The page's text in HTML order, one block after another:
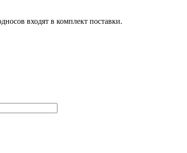
входят в комплект поставки.